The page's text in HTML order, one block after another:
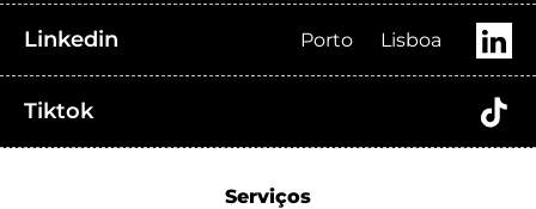
Linkedin Porto Lisboa
Tiktok
Serviços